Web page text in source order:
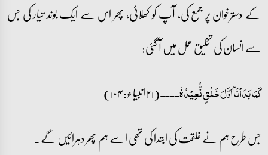
کے دسترخوان پر جمع کی، آپ کو کھلائی، پھر اس سے ایک بوند تیار کی جس
سے انسان کی تخلیق عمل میں آ گئی:
کَمَا بَدَاۡنَاۤ اَوَّلَ خَلۡقٍ نُّعِیۡدُہٗ۔۔۔۔(۲۱ انبیاء: ۱۰۴)
جس طرح ہم نے خلقت کی ابتدا کی تھی اسے ہم پھر دہرائیں گے۔